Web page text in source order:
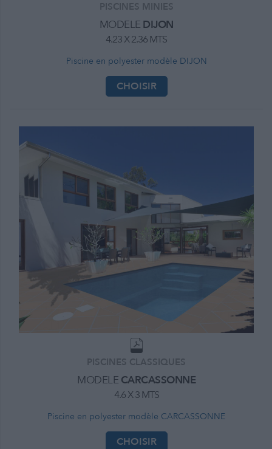
PISCINES MINIES
MODELE DIJON
4.23 X 2.36 MTS
Piscine en polyester modèle DIJON
CHOISIR
PISCINES CLASSIQUES
MODELE CARCASSONNE
4.6 X 3 MTS
Piscine en polyester modèle CARCASSONNE
CHOISIR